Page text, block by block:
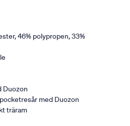
46% polypropen, 33%
Duozon
med Duozon
träram